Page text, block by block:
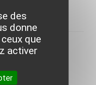
des
donne
que
activer